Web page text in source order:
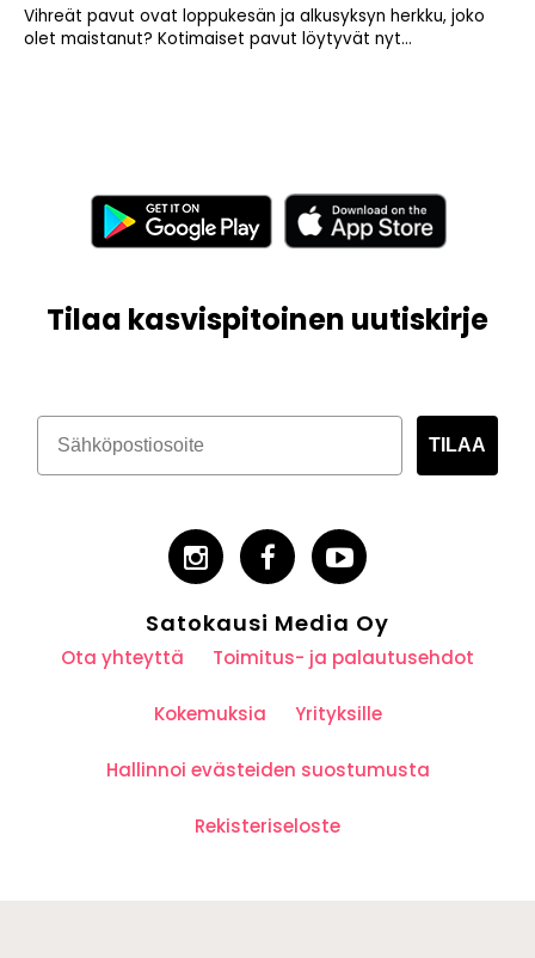
Vihreät pavut ovat loppukesän ja alkusyksyn herkku, joko
olet maistanut? Kotimaiset pavut löytyvät nyt...
Tilaa kasvispitoinen uutiskirje
TILAA
Satokausi Media Oy
Ota yhteyttä Toimitus- ja palautusehdot
Kokemuksia Yrityksille
Hallinnoi evästeiden suostumusta
Rekisteriseloste